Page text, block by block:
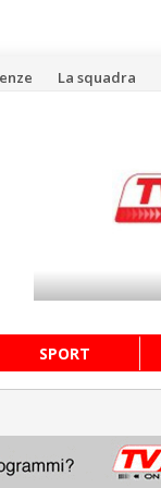
La squadra
SPORT